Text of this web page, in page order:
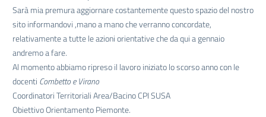
Sarà mia premura aggiornare costantemente questo spazio del nostro
sito informandovi ,mano a mano che verranno concordate,
relativamente a tutte le azioni orientative che da qui a gennaio
andremo a fare.
Al momento abbiamo ripreso il lavoro iniziato lo scorso anno con le
docenti Combetto e Virano
​Coordinatori Territoriali Area/Bacino CPI SUSA​
Obiettivo Orientamento Piemonte.